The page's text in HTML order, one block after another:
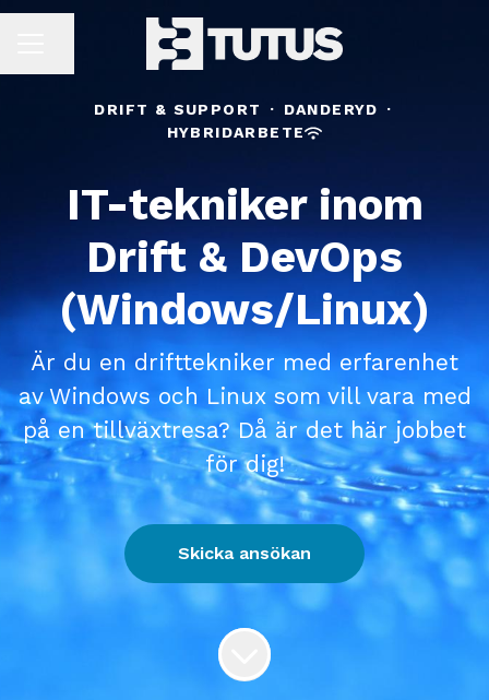
DRIFT & SUPPORT · DANDERYD
·
HYBRIDARBETE
IT-tekniker inom
Drift & DevOps
(Windows/Linux)
Är du en drifttekniker med erfarenhet
av Windows och Linux som vill vara med
på en tillväxtresa? Då är det här jobbet
för dig!
Skicka ansökan